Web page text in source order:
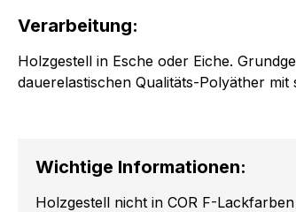
Verarbeitung:
Holzgestell in Esche oder Eiche.
dauerelastischen Qualitäts-Polyäther
Wichtige Informationen:
Holzgestell nicht in COR F-